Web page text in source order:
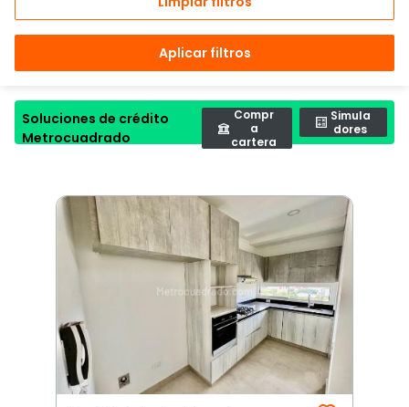
Aplicar filtros
Soluciones de crédito
Metrocuadrado
Compr
a
cartera
Simula
dores